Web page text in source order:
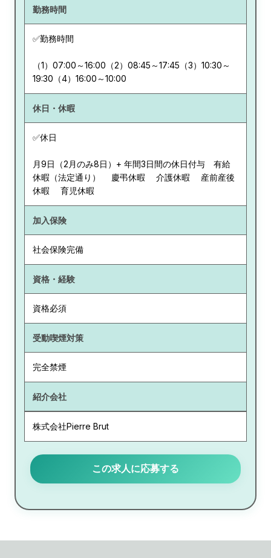
勤務時間
✅勤務時間
（1）07:00～16:00（2）08:45～17:45（3）10:30～
19:30（4）16:00～10:00
休日・休暇
✅休日
月9日（2月のみ8日）+ 年間3日間の休日付与 有給
休暇（法定通り） 慶弔休暇 介護休暇 産前産後
休暇 育児休暇
加入保険
社会保険完備
資格・経験
資格必須
受動喫煙対策
完全禁煙
紹介会社
株式会社Pierre Brut
この求人に応募する